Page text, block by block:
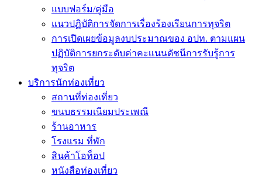
แบบฟอร์ม/คู่มือ
แนวปฏิบัติการจัดการเรื่องร้องเรียนการทุจริต
การเปิดเผยข้อมูลงบประมาณของ อปท. ตามแผน
ปฏิบัติการยกระดับค่าคะเเนนดัชนีการรับรู้การ
ทุจริต
บริการนักท่องเที่ยว
สถานที่ท่องเที่ยว
ขนบธรรมเนียมประเพณี
ร้านอาหาร
โรงแรม ที่พัก
สินค้าโอท็อป
หนังสือท่องเที่ยว